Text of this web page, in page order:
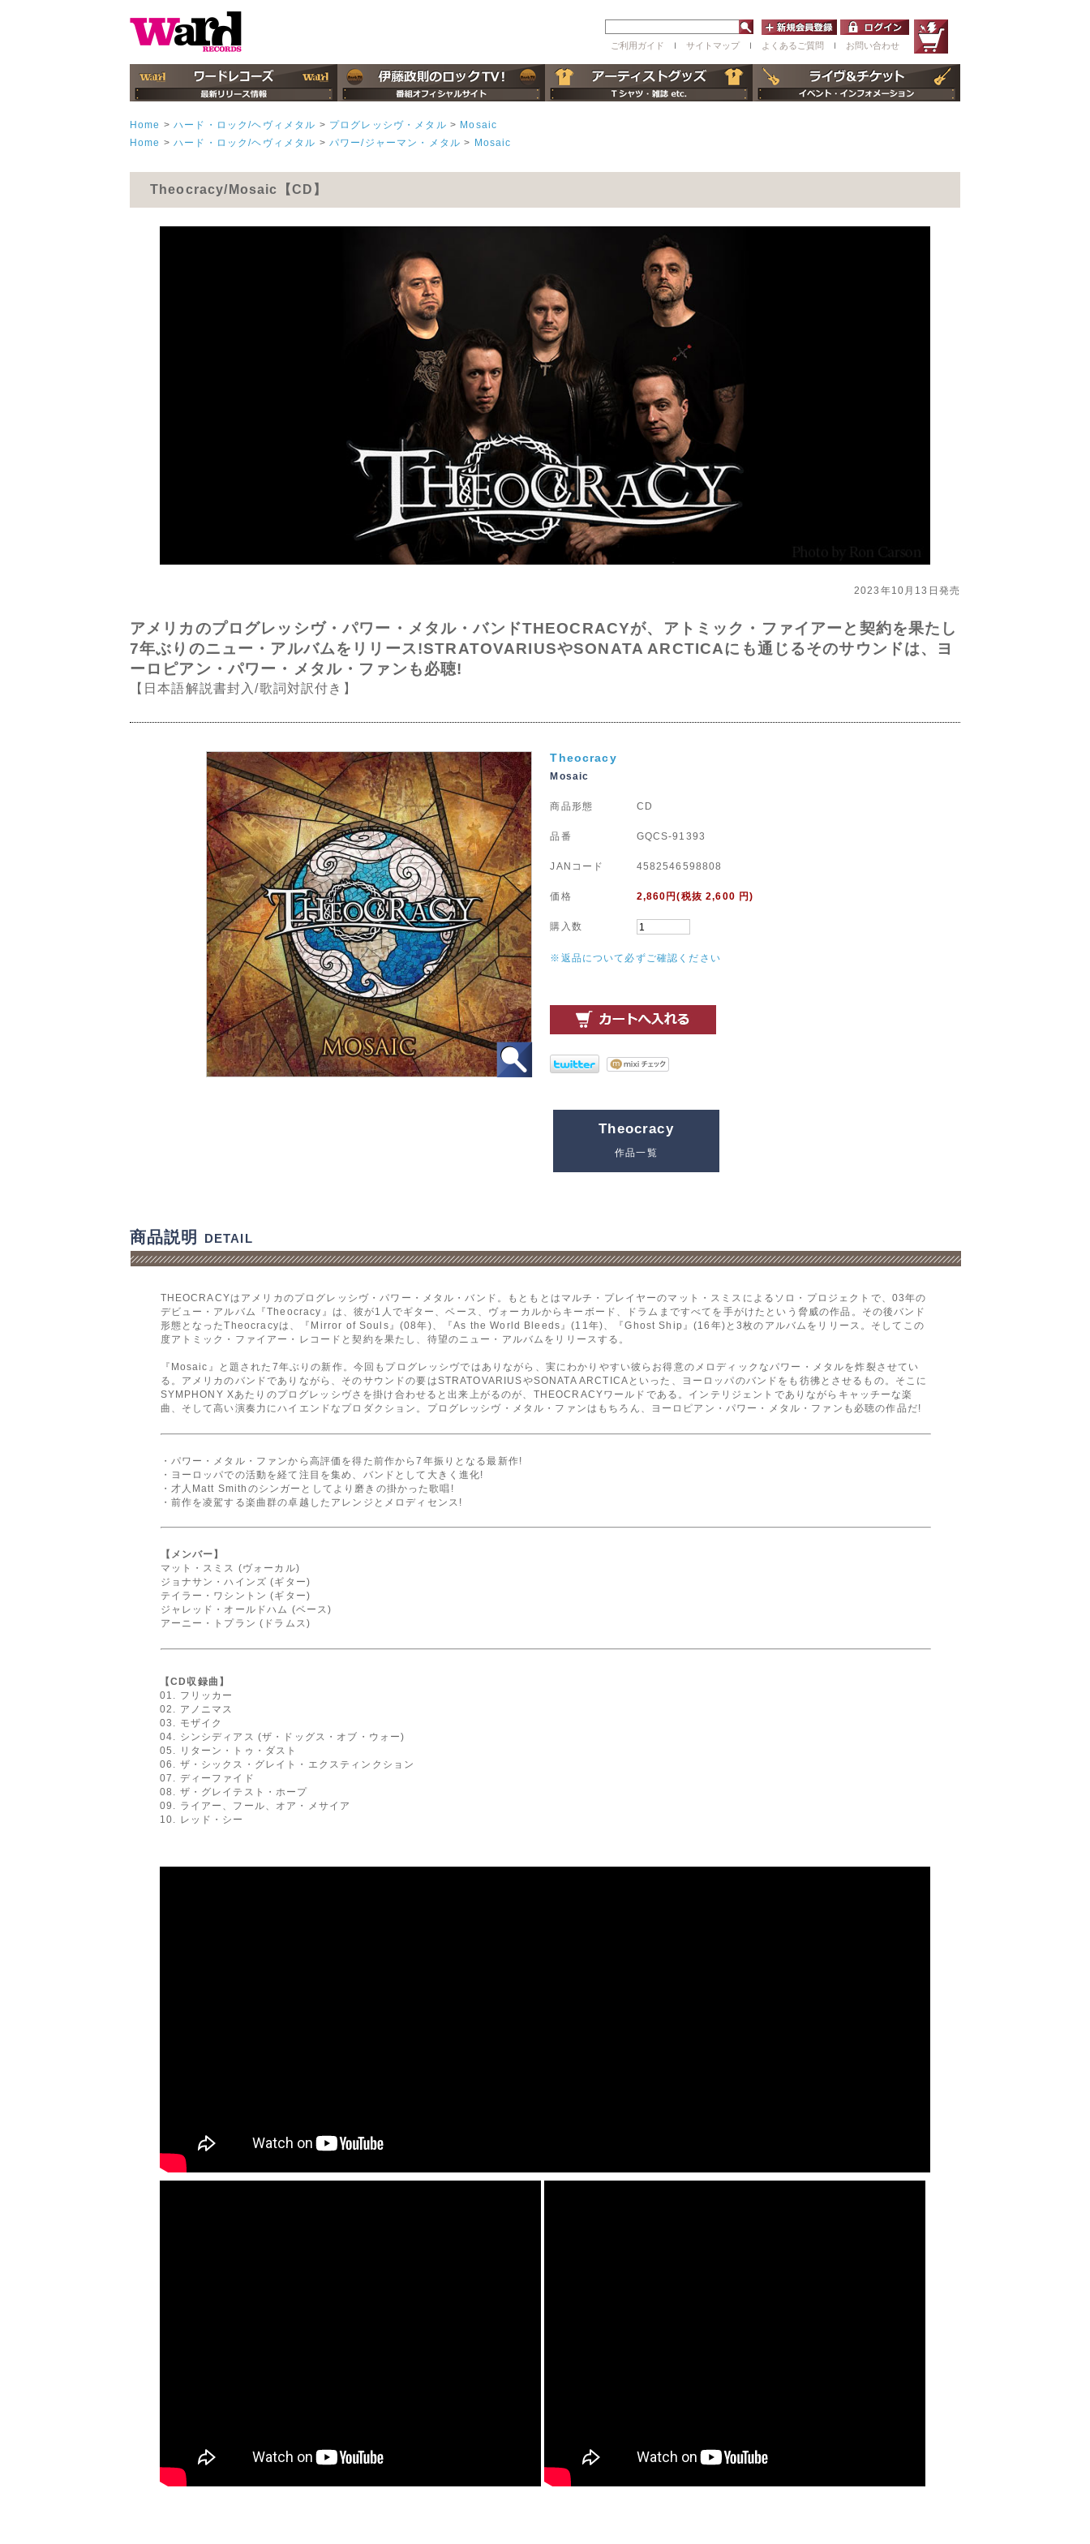
ご利用ガイド ｌ サイトマップ ｌ よくあるご質問 ｌ お問い合わせ
Home > ハード・ロック/ヘヴィメタル > プログレッシヴ・メタル > Mosaic
Home > ハード・ロック/ヘヴィメタル > パワー/ジャーマン・メタル > Mosaic
Theocracy/Mosaic【CD】
2023年10月13日発売
アメリカのプログレッシヴ・パワー・メタル・バンドTHEOCRACYが、アトミック・ファイアーと契約を果たし
7年ぶりのニュー・アルバムをリリース!STRATOVARIUSやSONATA ARCTICAにも通じるそのサウンドは、ヨ
ーロピアン・パワー・メタル・ファンも必聴!
【日本語解説書封入/歌詞対訳付き】
Theocracy
Mosaic
商品形態 CD
品番 GQCS-91393
JANコード 4582546598808
価格 2,860 円(税抜 2,600 円)
購入数
※返品について必ずご確認ください
Theocracy
作品一覧
商品説明 DETAIL
THEOCRACYはアメリカのプログレッシヴ・パワー・メタル・バンド。もともとはマルチ・プレイヤーのマット・スミスによるソロ・プロジェクトで、03年の
デビュー・アルバム『Theocracy』は、彼が1人でギター、ベース、ヴォーカルからキーボード、ドラムまですべてを手がけたという脅威の作品。その後バンド
形態となったTheocracyは、『Mirror of Souls』(08年)、『As the World Bleeds』(11年)、『Ghost Ship』(16年)と3枚のアルバムをリリース。そしてこの
度アトミック・ファイアー・レコードと契約を果たし、待望のニュー・アルバムをリリースする。
『Mosaic』と題された7年ぶりの新作。今回もプログレッシヴではありながら、実にわかりやすい彼らお得意のメロディックなパワー・メタルを炸裂させてい
る。アメリカのバンドでありながら、そのサウンドの要はSTRATOVARIUSやSONATA ARCTICAといった、ヨーロッパのバンドをも彷彿とさせるもの。そこに
SYMPHONY Xあたりのプログレッシヴさを掛け合わせると出来上がるのが、THEOCRACYワールドである。インテリジェントでありながらキャッチーな楽
曲、そして高い演奏力にハイエンドなプロダクション。プログレッシヴ・メタル・ファンはもちろん、ヨーロピアン・パワー・メタル・ファンも必聴の作品だ!
・パワー・メタル・ファンから高評価を得た前作から7年振りとなる最新作!
・ヨーロッパでの活動を経て注目を集め、バンドとして大きく進化!
・才人Matt Smithのシンガーとしてより磨きの掛かった歌唱!
・前作を凌駕する楽曲群の卓越したアレンジとメロディセンス!
【メンバー】
マット・スミス (ヴォーカル)
ジョナサン・ハインズ (ギター)
テイラー・ワシントン (ギター)
ジャレッド・オールドハム (ベース)
アーニー・トプラン (ドラムス)
【CD収録曲】
01. フリッカー
02. アノニマス
03. モザイク
04. シンシディアス (ザ・ドッグス・オブ・ウォー)
05. リターン・トゥ・ダスト
06. ザ・シックス・グレイト・エクスティンクション
07. ディーファイド
08. ザ・グレイテスト・ホープ
09. ライアー、フール、オア・メサイア
10. レッド・シー